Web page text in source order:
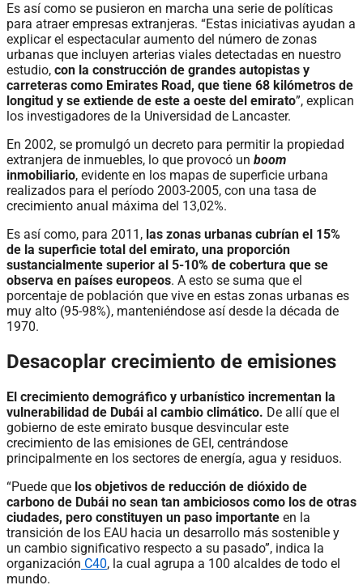
Es así como se pusieron en marcha una serie de políticas
para atraer empresas extranjeras. “Estas iniciativas ayudan a
explicar el espectacular aumento del número de zonas
urbanas que incluyen arterias viales detectadas en nuestro
estudio, con la construcción de grandes autopistas y
carreteras como Emirates Road, que tiene 68 kilómetros de
longitud y se extiende de este a oeste del emirato”, explican
los investigadores de la Universidad de Lancaster.
En 2002, se promulgó un decreto para permitir la propiedad
extranjera de inmuebles, lo que provocó un boom
inmobiliario, evidente en los mapas de superficie urbana
realizados para el período 2003-2005, con una tasa de
crecimiento anual máxima del 13,02%.
Es así como, para 2011, las zonas urbanas cubrían el 15%
de la superficie total del emirato, una proporción
sustancialmente superior al 5-10% de cobertura que se
observa en países europeos. A esto se suma que el
porcentaje de población que vive en estas zonas urbanas es
muy alto (95-98%), manteniéndose así desde la década de
1970.
Desacoplar crecimiento de emisiones
El crecimiento demográfico y urbanístico incrementan la
vulnerabilidad de Dubái al cambio climático. De allí que el
gobierno de este emirato busque desvincular este
crecimiento de las emisiones de GEI, centrándose
principalmente en los sectores de energía, agua y residuos.
“Puede que los objetivos de reducción de dióxido de
carbono de Dubái no sean tan ambiciosos como los de otras
ciudades, pero constituyen un paso importante en la
transición de los EAU hacia un desarrollo más sostenible y
un cambio significativo respecto a su pasado”, indica la
organización C40, la cual agrupa a 100 alcaldes de todo el
mundo.